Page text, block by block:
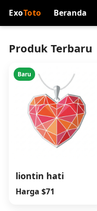
ExoToto Beranda
Produk Terbaru
Baru
liontin hati
Harga $71